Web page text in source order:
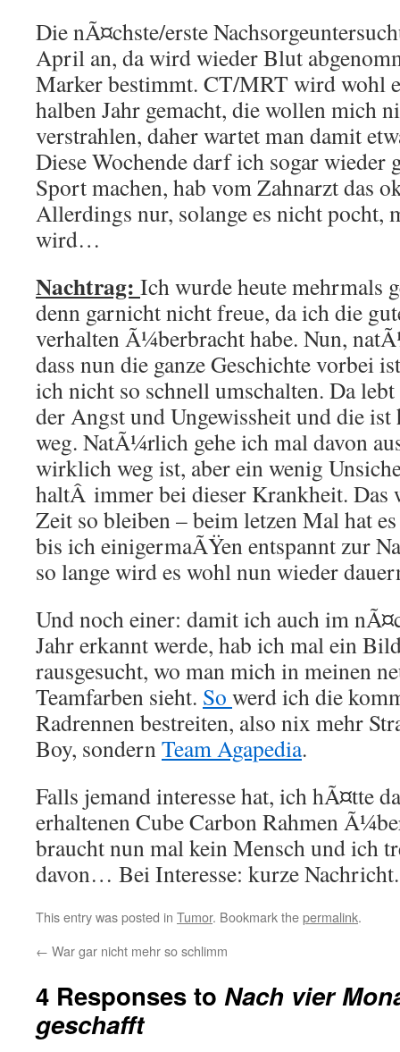
Die nÃ¤chste/erste
April an, da wird wieder Blut
Marker bestimmt. CT/MRT wird wohl
halben Jahr gemacht, die wollen mich
verstrahlen, daher wartet man damit
Diese Wochende darf ich sogar wieder
Sport machen, hab vom Zahnarzt das
Allerdings nur, solange es nicht pocht,
wird…
Nachtrag: Ich wurde heute mehrmals
denn garnicht nicht freue, da ich die
verhalten Ã¼berbracht habe. Nun,
dass nun die ganze Geschichte vorbei
ich nicht so schnell umschalten. Da
der Angst und Ungewissheit und die
weg. NatÃ¼rlich gehe ich mal davon
wirklich weg ist, aber ein wenig
haltÂ immer bei dieser Krankheit. Das
Zeit so bleiben – beim letzen Mal hat
bis ich einigermaÃŸen entspannt zur
so lange wird es wohl nun wieder
Und noch einer: damit ich auch im
Jahr erkannt werde, hab ich mal ein
rausgesucht, wo man mich in meinen
Teamfarben sieht. So werd ich die
Radrennen bestreiten, also nix mehr
Boy, sondernTeam Agapedia.
Falls jemand interesse hat, ich hÃ¤tte
erhaltenen Cube Carbon Rahmen
braucht nun mal kein Mensch und ich
davon… Bei Interesse: kurze Nachricht.
This entry was posted in Tumor. Bookmark thepermalink.
← War gar nicht mehr so schlimm
4 Responses to Nach vier
geschafft